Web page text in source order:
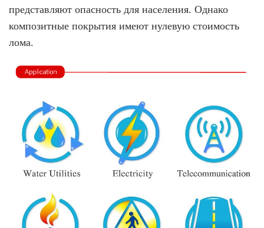
представляют опасность для населения. Однако
композитные покрытия имеют нулевую стоимость
лома.